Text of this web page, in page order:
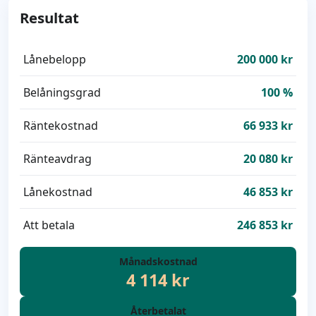
Resultat
Lånebelopp 200 000 kr
Belåningsgrad 100 %
Räntekostnad 66 933 kr
Ränteavdrag 20 080 kr
Lånekostnad 46 853 kr
Att betala 246 853 kr
Månadskostnad
4 114 kr
Återbetalat